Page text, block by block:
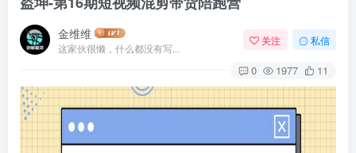
金维维
这家伙很懒，什么都没有写...
关注 私信
0 1977 11